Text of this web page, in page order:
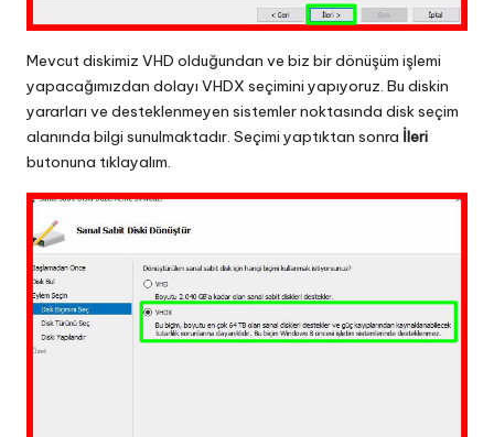
Mevcut diskimiz VHD olduğundan ve biz bir dönüşüm işlemi
yapacağımızdan dolayı VHDX seçimini yapıyoruz. Bu diskin
yararları ve desteklenmeyen sistemler noktasında disk seçim
alanında bilgi sunulmaktadır. Seçimi yaptıktan sonra İleri
butonuna tıklayalım.